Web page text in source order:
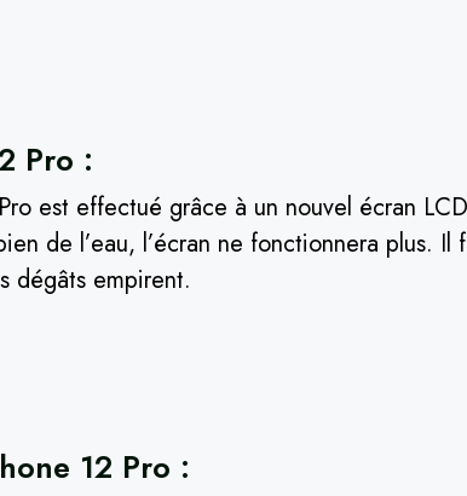
Pro :
est effectué grâce à un nouvel écran
de l’eau, l’écran ne fonctionnera plus.
dégâts empirent.
12 Pro :